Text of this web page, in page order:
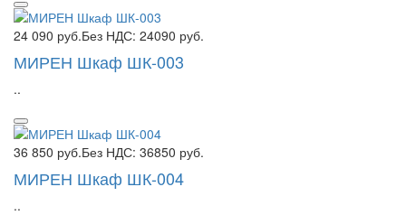
24 090 руб.Без НДС: 24090 руб.
МИРЕН Шкаф ШК-003
..
36 850 руб.Без НДС: 36850 руб.
МИРЕН Шкаф ШК-004
..